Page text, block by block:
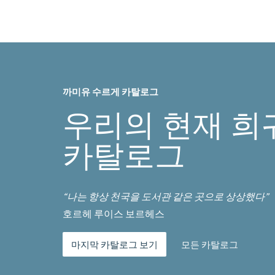
까미유 수르게 카탈로그
우리의 현재 희
카탈로그
“나는 항상 천국을 도서관 같은 곳으로 상상했다”
호르헤 루이스 보르헤스
마지막 카탈로그 보기 모든 카탈로그